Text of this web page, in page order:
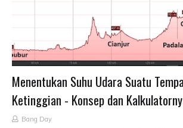
Menentukan Suhu Udara Suatu
Ketinggian - Konsep dan
Bang Day